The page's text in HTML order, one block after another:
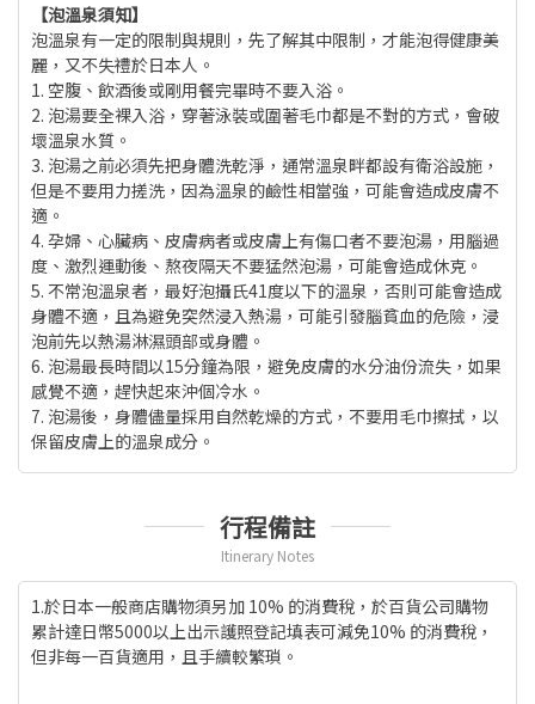
【泡溫泉須知】
泡溫泉有一定的限制與規則，先了解其中限制，才能泡得健康美
麗，又不失禮於日本人。
1. 空腹、飲酒後或剛用餐完畢時不要入浴。
2. 泡湯要全裸入浴，穿著泳裝或圍著毛巾都是不對的方式，會破
壞溫泉水質。
3. 泡湯之前必須先把身體洗乾淨，通常溫泉畔都設有衛浴設施，
但是不要用力搓洗，因為溫泉的鹼性相當強，可能會造成皮膚不
適。
4. 孕婦、心臟病、皮膚病者或皮膚上有傷口者不要泡湯，用腦過
度、激烈運動後、熬夜隔天不要猛然泡湯，可能會造成休克。
5. 不常泡溫泉者，最好泡攝氏41度以下的溫泉，否則可能會造成
身體不適，且為避免突然浸入熱湯，可能引發腦貧血的危險，浸
泡前先以熱湯淋濕頭部或身體。
6. 泡湯最長時間以15分鐘為限，避免皮膚的水分油份流失，如果
感覺不適，趕快起來沖個冷水。
7. 泡湯後，身體儘量採用自然乾燥的方式，不要用毛巾擦拭，以
保留皮膚上的溫泉成分。
行程備註
Itinerary Notes
1.於日本一般商店購物須另加 10% 的消費稅，於百貨公司購物
累計達日幣5000以上出示護照登記填表可減免10% 的消費稅，
但非每一百貨適用，且手續較繁瑣。